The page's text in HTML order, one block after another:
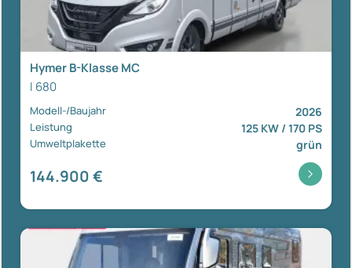
Hymer B-Klasse MC
I 680
Modell-/Baujahr 2026
Leistung 125 KW / 170 PS
Umweltplakette grün
144.900 €